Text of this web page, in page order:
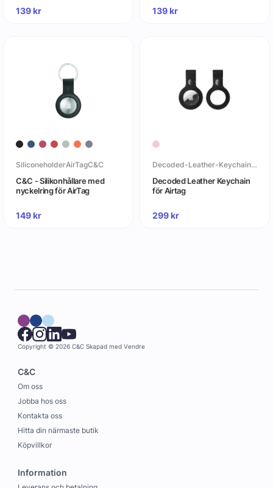
139kr 139kr
SiliconeholderAirTagC&C
C&C - Silikonhållare med
nyckelring för AirTag
149kr
Decoded-Leather-Keychain-för-Airtag
Decoded Leather Keychain
för Airtag
299kr
Copyright © 2026 C&C Skapad med Vendre
C&C
Om oss
Jobba hos oss
Kontakta oss
Hitta din närmaste butik
Köpvillkor
Information